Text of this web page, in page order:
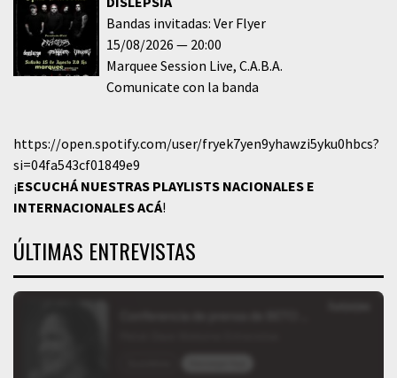
Bandas invitadas: Ver Flyer
15/08/2026
20:00
Marquee Session Live C.A.B.A.
Comunicate con la banda
https://open.spotify.com/user/fryek7yen9yhawzi5yku0hbcs?
si=04fa543cf01849e9
¡ESCUCHÁ NUESTRAS PLAYLISTS NACIONALES E
INTERNACIONALESACÁ!
ÚLTIMAS ENTREVISTAS